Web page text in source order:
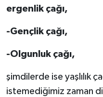
ergenlik çağı,
-Gençlik çağı,
-Olgunluk çağı,
şimdilerde ise yaşlılık
istemediğimiz zaman